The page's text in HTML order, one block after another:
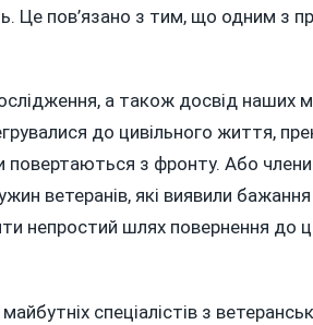
Це пов’язано з тим, що одним з
а також досвід наших
до цивільного життя,
повертаються з фронту. Або
ветеранів, які виявили
непростий шлях повернення до
спеціалістів з